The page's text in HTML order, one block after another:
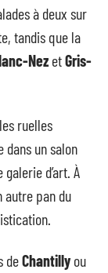
à deux sur
tandis que la
Nez etGris-
ruelles
dans un salon
d’art. À
autre pan du
deChantillyou